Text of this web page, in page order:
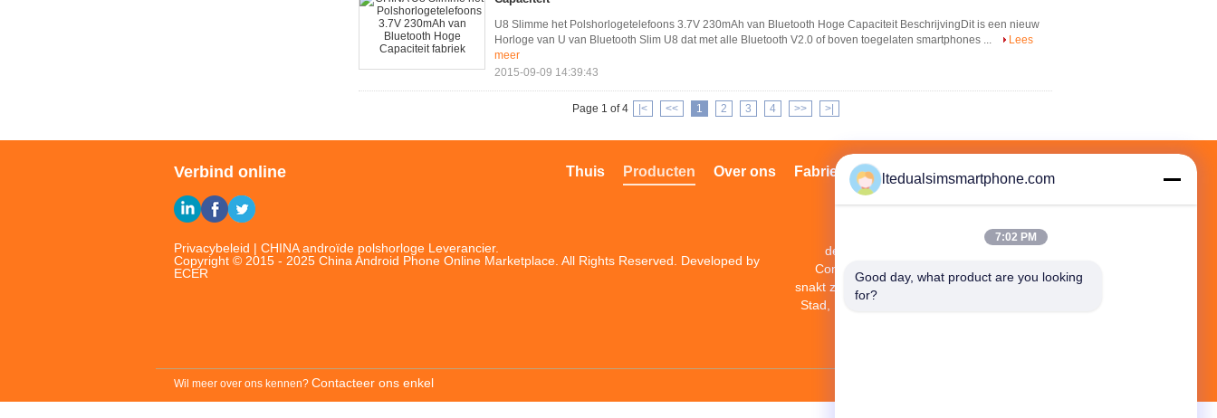
U8 Slimme het Polshorlogetelefoons 3.7V 230mAh van Bluetooth Hoge Capaciteit BeschrijvingDit is een nieuw
Horloge van U van Bluetooth Slim U8 dat met alle Bluetooth V2.0 of boven toegelaten smartphones ...
Lees
meer
2015-09-09 14:39:43
Page 1 of 4 |< << 1 2 3 4 >> >|
Verbind online Sitemap
Contacten
Fabrieksreis
Over ons
Producten
Thuis
Privacybeleid | CHINA androïde polshorloge Leverancier.
Copyright © 2015 - 2025 China Android Phone Online Marketplace. All Rights Reserved. Developed by
ECER
de 7de Verdieping, een Gebouw, No.1
Communautair Industrieterrein, No.28th
snakt zweempjeweg, Tangge-Dorp, Shijing-
Stad, Baiyun-District, Guangzhou-Stad, de
Wil meer over ons kennen? Contacteer ons enkel
ltedualsimsmartphone.com
7:02 PM
Good day, what product are you looking
for?